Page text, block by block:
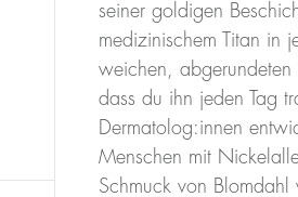
seiner goldigen
medizinischem Titan in
weichen, abgerundeten
dass du ihn jeden Tag
Dermatolog:innen
Menschen mit
Schmuck von Blomdahl
17 mm ist also 17.
Umfang
(mm)
50,2